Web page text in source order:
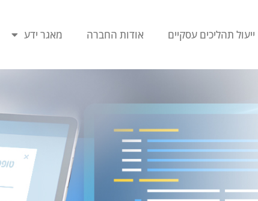
ייעול תהליכים עסקיים אודות החברה מאגר ידע